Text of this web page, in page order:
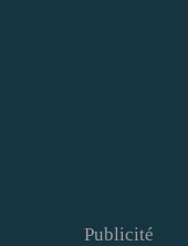
Publicité